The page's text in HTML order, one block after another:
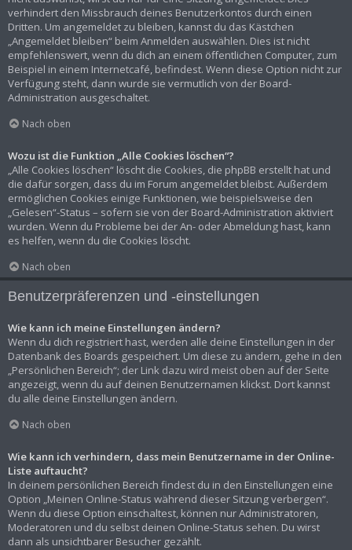
verhindert den Missbrauch deines Benutzerkontos durch einen
Dritten. Um angemeldet zu bleiben, kannst du das Kästchen
„Angemeldet bleiben“ beim Anmelden auswählen. Dies ist nicht
empfehlenswert, wenn du dich an einem öffentlichen Computer, zum
Beispiel in einem Internetcafé, befindest. Wenn diese Option nicht zur
Verfügung steht, dann wurde sie vermutlich von der Board-
Administration ausgeschaltet.
Nach oben
Wozu ist die Funktion „Alle Cookies löschen“?
„Alle Cookies löschen“ löscht die Cookies, die phpBB erstellt hat und
die dafür sorgen, dass du im Forum angemeldet bleibst. Außerdem
ermöglichen Cookies einige Funktionen, wie beispielsweise den
„Gelesen“-Status – sofern sie von der Board-Administration aktiviert
wurden. Wenn du Probleme bei der An- oder Abmeldung hast, kann
es helfen, wenn du die Cookies löscht.
Nach oben
Benutzerpräferenzen und -einstellungen
Wie kann ich meine Einstellungen ändern?
Wenn du dich registriert hast, werden alle deine Einstellungen in der
Datenbank des Boards gespeichert. Um diese zu ändern, gehe in den
„Persönlichen Bereich“; der Link dazu wird meist oben auf der Seite
angezeigt, wenn du auf deinen Benutzernamen klickst. Dort kannst
du alle deine Einstellungen ändern.
Nach oben
Wie kann ich verhindern, dass mein Benutzername in der Online-
Liste auftaucht?
In deinem persönlichen Bereich findest du in den Einstellungen eine
Option „Meinen Online-Status während dieser Sitzung verbergen“.
Wenn du diese Option einschaltest, können nur Administratoren,
Moderatoren und du selbst deinen Online-Status sehen. Du wirst
dann als unsichtbarer Besucher gezählt.